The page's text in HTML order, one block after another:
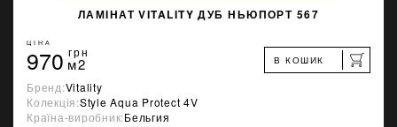
ЛАМІНАТ VITALITY ДУБ НЬЮПОРТ 567
ЦІНА
970 грн
м2 В КОШИК
Бренд:Vitality
Колекція:Style Aqua Protect 4V
Країна-виробник:Бельгия